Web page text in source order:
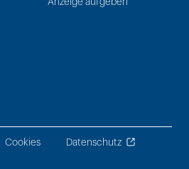
Cookies Datenschutz